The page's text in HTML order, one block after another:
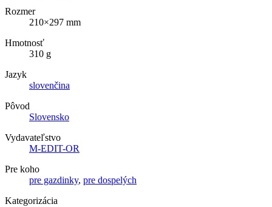
Rozmer
210×297 mm
Hmotnosť
310 g
Jazyk
slovenčina
Pôvod
Slovensko
Vydavateľstvo
M-EDIT-OR
Pre koho
pre gazdinky, pre dospelých
Kategorizácia